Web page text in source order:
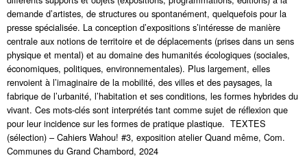
demande d’artistes, de structures ou spontanément, quelquefois pour la
presse spécialisée. La conception d’expositions s’intéresse de manière
centrale aux notions de territoire et de déplacements (prises dans un sens
physique et mental) et au domaine des humanités écologiques (sociales,
économiques, politiques, environnementales). Plus largement, elles
renvoient à l’imaginaire de la mobilité, des villes et des paysages, la
fabrique de l’urbanité, l’habitation et ses conditions, les formes hybrides du
vivant. Ces mots-clés sont interprétés tant comme sujet de réflexion que
pour leur incidence sur les formes de pratique plastique. TEXTES
(sélection) – Cahiers Wahou! #3, exposition atelier Quand même, Com.
Communes du Grand Chambord, 2024